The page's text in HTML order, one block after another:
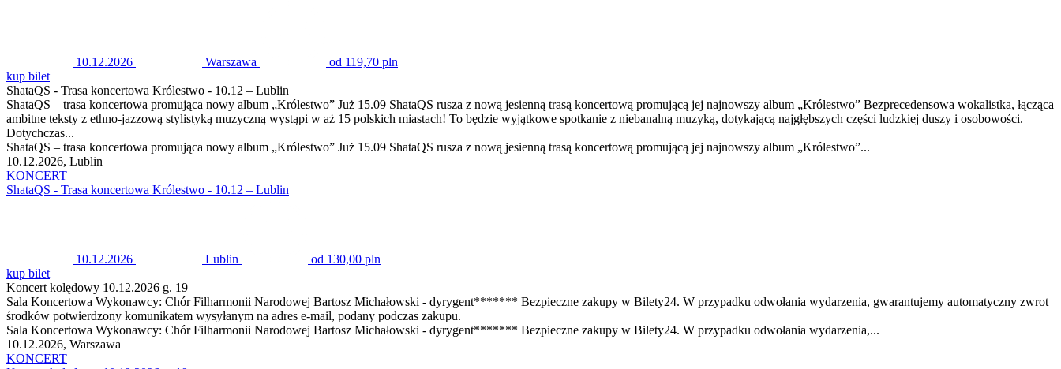
10.12.2026 Warszawa
od 119,70 pln
kup bilet
ShataQS - Trasa koncertowa Królestwo - 10.12 – Lublin
ShataQS – trasa koncertowa promująca nowy album „Królestwo” Już 15.09 ShataQS rusza z nową jesienną trasą koncertową promującą jej najnowszy album „Królestwo” Bezprecedensowa wokalistka, łącząca
ambitne teksty z ethno-jazzową stylistyką muzyczną wystąpi w aż 15 polskich miastach! To będzie wyjątkowe spotkanie z niebanalną muzyką, dotykającą najgłębszych części ludzkiej duszy i osobowości.
Dotychczas...
ShataQS – trasa koncertowa promująca nowy album „Królestwo” Już 15.09 ShataQS rusza z nową jesienną trasą koncertową promującą jej najnowszy album „Królestwo”...
10.12.2026, Lublin
KONCERT
ShataQS - Trasa koncertowa Królestwo - 10.12 – Lublin
10.12.2026 Lublin
od 130,00 pln
kup bilet
Koncert kolędowy 10.12.2026 g. 19
Sala Koncertowa Wykonawcy: Chór Filharmonii Narodowej Bartosz Michałowski - dyrygent******* Bezpieczne zakupy w Bilety24. W przypadku odwołania wydarzenia, gwarantujemy automatyczny zwrot
środków potwierdzony komunikatem wysyłanym na adres e-mail, podany podczas zakupu.
Sala Koncertowa Wykonawcy: Chór Filharmonii Narodowej Bartosz Michałowski - dyrygent******* Bezpieczne zakupy w Bilety24. W przypadku odwołania wydarzenia,...
10.12.2026, Warszawa
KONCERT